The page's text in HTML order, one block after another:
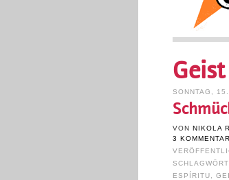
Geist
SONNTAG,
VON NIKOLA
3
ESPÍRITU